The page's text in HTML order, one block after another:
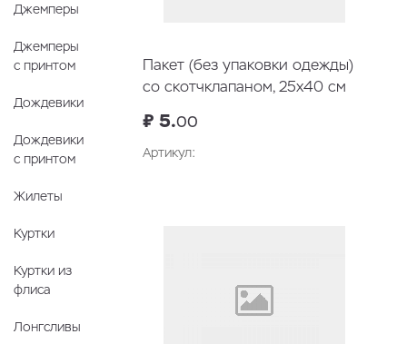
Джемперы
Джемперы
с принтом
Дождевики
Дождевики
с принтом
Жилеты
Куртки
Куртки из
флиса
Лонгсливы
Пакет (без упаковки одежды)
со скотчклапаном, 25х40 см
₽ 5.00
Артикул: